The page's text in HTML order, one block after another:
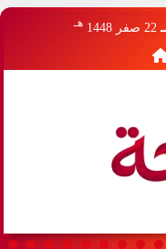
22 صفر 1448 هـ